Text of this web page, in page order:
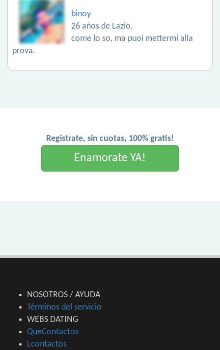
binoy
26 años de Lazio.
come lo so, ma puoi mettermi alla
prova.
Registrate, sin cuotas, 100% gratis!
Enamorate YA!
NOSOTROS / AYUDA
Términos del servicio
WEBS DATING
QueContactos
Lcontactos